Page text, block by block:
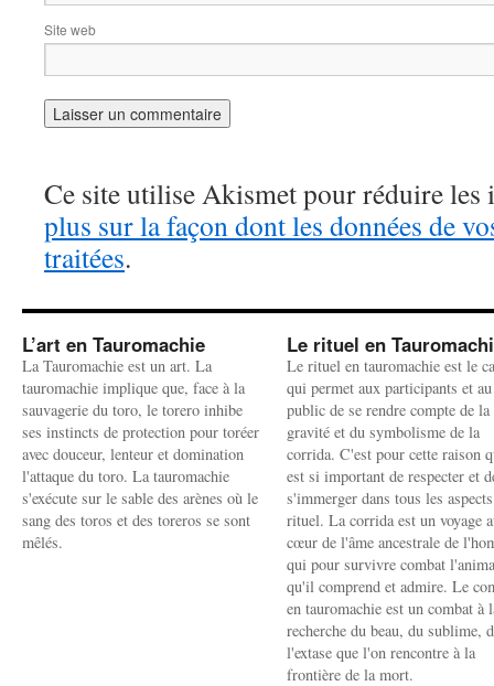
Site web
Ce site utilise Akismet pour réduire les
plus sur la façon dont les données de
traitées.
L’art en Tauromachie
La Tauromachie est un art. La
tauromachie implique que, face à la
sauvagerie du toro, le torero inhibe
ses instincts de protection pour toréer
avec douceur, lenteur et domination
l'attaque du toro. La tauromachie
s'exécute sur le sable des arènes où le
sang des toros et des toreros se sont
mêlés.
Le rituel en
Le rituel en tauromachie est le
qui permet aux participants et au
public de se rendre compte de la
gravité et du symbolisme de la
corrida. C'est pour cette raison
est si important de respecter et
s'immerger dans tous les
rituel. La corrida est un voyage
cœur de l'âme ancestrale de
qui pour survivre combat
qu'il comprend et admire. Le
en tauromachie est un combat à
recherche du beau, du sublime,
l'extase que l'on rencontre à la
frontière de la mort.